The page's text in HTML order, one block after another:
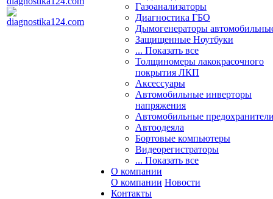
Газоанализаторы
Диагностика ГБО
Дымогенераторы
Защищенные Ноутбуки
... Показать все
Толщиномеры лакокрасочного
покрытия ЛКП
Аксессуары
Автомобильные инверторы
напряжения
Автомобильные
Автоодеяла
Бортовые компьютеры
Видеорегистраторы
... Показать все
О компании
О компании Новости
Контакты